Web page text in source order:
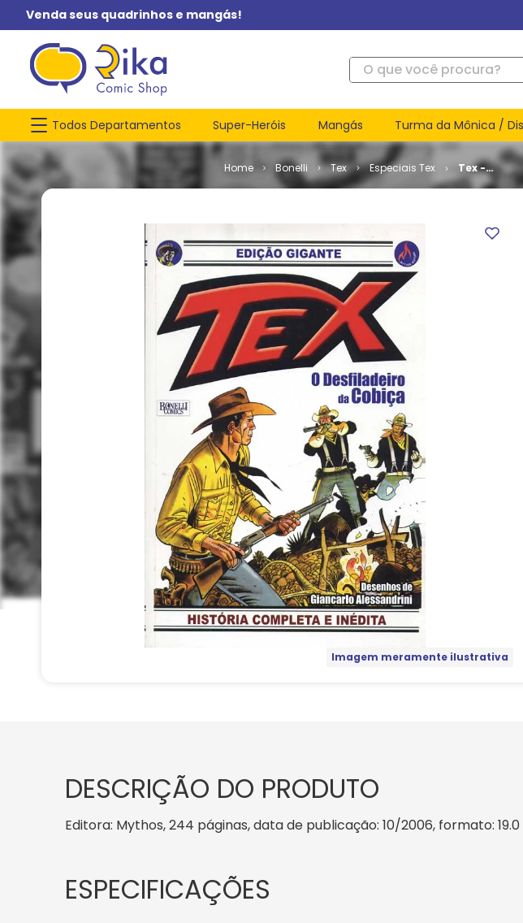
Venda seus quadrinhos e mangás!
O que você procura?
Todos Departamentos Super-Heróis Mangás Turma da Mônica /
Bonelli Tex Especiais Tex
Tex -
Edição
Imagem meramente ilustrativa
DESCRIÇÃO DO PRODUTO
Editora: Mythos, 244 páginas, data de publicação: 10/2006, formato: